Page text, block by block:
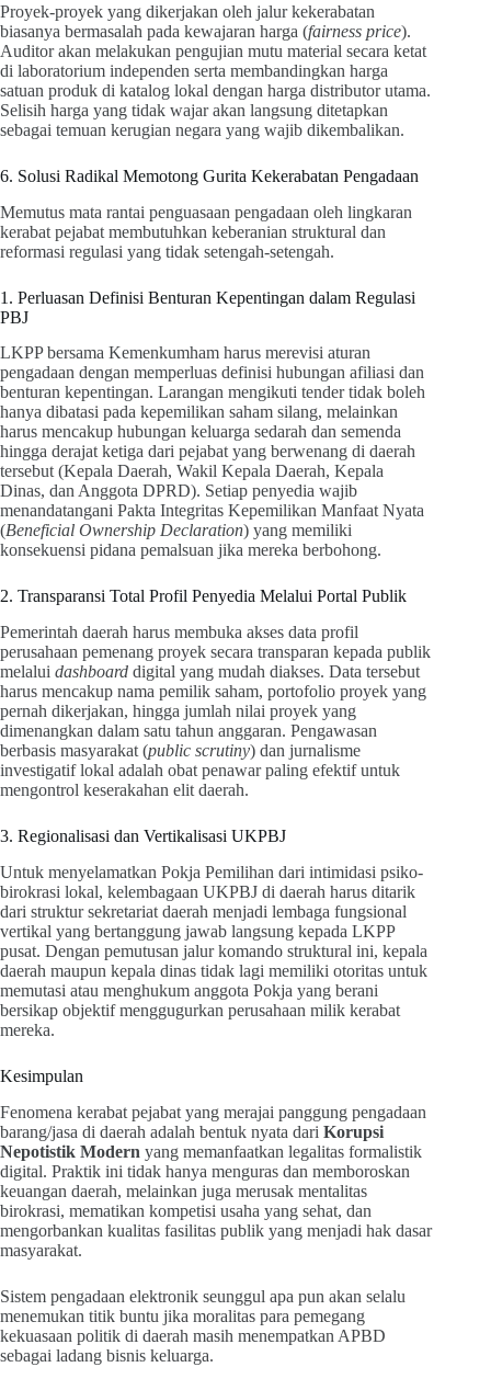
Proyek-proyek yang dikerjakan oleh jalur kekerabatan
biasanya bermasalah pada kewajaran harga (fairness price).
Auditor akan melakukan pengujian mutu material secara ketat
di laboratorium independen serta membandingkan harga
satuan produk di katalog lokal dengan harga distributor utama.
Selisih harga yang tidak wajar akan langsung ditetapkan
sebagai temuan kerugian negara yang wajib dikembalikan.
6. Solusi Radikal Memotong Gurita Kekerabatan Pengadaan
Memutus mata rantai penguasaan pengadaan oleh lingkaran
kerabat pejabat membutuhkan keberanian struktural dan
reformasi regulasi yang tidak setengah-setengah.
1. Perluasan Definisi Benturan Kepentingan dalam Regulasi
PBJ
LKPP bersama Kemenkumham harus merevisi aturan
pengadaan dengan memperluas definisi hubungan afiliasi dan
benturan kepentingan. Larangan mengikuti tender tidak boleh
hanya dibatasi pada kepemilikan saham silang, melainkan
harus mencakup hubungan keluarga sedarah dan semenda
hingga derajat ketiga dari pejabat yang berwenang di daerah
tersebut (Kepala Daerah, Wakil Kepala Daerah, Kepala
Dinas, dan Anggota DPRD). Setiap penyedia wajib
menandatangani Pakta Integritas Kepemilikan Manfaat Nyata
(Beneficial Ownership Declaration) yang memiliki
konsekuensi pidana pemalsuan jika mereka berbohong.
2. Transparansi Total Profil Penyedia Melalui Portal Publik
Pemerintah daerah harus membuka akses data profil
perusahaan pemenang proyek secara transparan kepada publik
melalui dashboard digital yang mudah diakses. Data tersebut
harus mencakup nama pemilik saham, portofolio proyek yang
pernah dikerjakan, hingga jumlah nilai proyek yang
dimenangkan dalam satu tahun anggaran. Pengawasan
berbasis masyarakat (public scrutiny) dan jurnalisme
investigatif lokal adalah obat penawar paling efektif untuk
mengontrol keserakahan elit daerah.
3. Regionalisasi dan Vertikalisasi UKPBJ
Untuk menyelamatkan Pokja Pemilihan dari intimidasi psiko-
birokrasi lokal, kelembagaan UKPBJ di daerah harus ditarik
dari struktur sekretariat daerah menjadi lembaga fungsional
vertikal yang bertanggung jawab langsung kepada LKPP
pusat. Dengan pemutusan jalur komando struktural ini, kepala
daerah maupun kepala dinas tidak lagi memiliki otoritas untuk
memutasi atau menghukum anggota Pokja yang berani
bersikap objektif menggugurkan perusahaan milik kerabat
mereka.
Kesimpulan
Fenomena kerabat pejabat yang merajai panggung pengadaan
barang/jasa di daerah adalah bentuk nyata dari Korupsi
Nepotistik Modern yang memanfaatkan legalitas formalistik
digital. Praktik ini tidak hanya menguras dan memboroskan
keuangan daerah, melainkan juga merusak mentalitas
birokrasi, mematikan kompetisi usaha yang sehat, dan
mengorbankan kualitas fasilitas publik yang menjadi hak dasar
masyarakat.
Sistem pengadaan elektronik seunggul apa pun akan selalu
menemukan titik buntu jika moralitas para pemegang
kekuasaan politik di daerah masih menempatkan APBD
sebagai ladang bisnis keluarga.